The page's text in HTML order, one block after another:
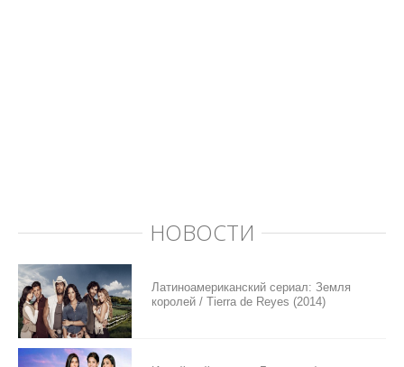
НОВОСТИ
Латиноамериканский сериал: Земля
королей / Tierra de Reyes (2014)